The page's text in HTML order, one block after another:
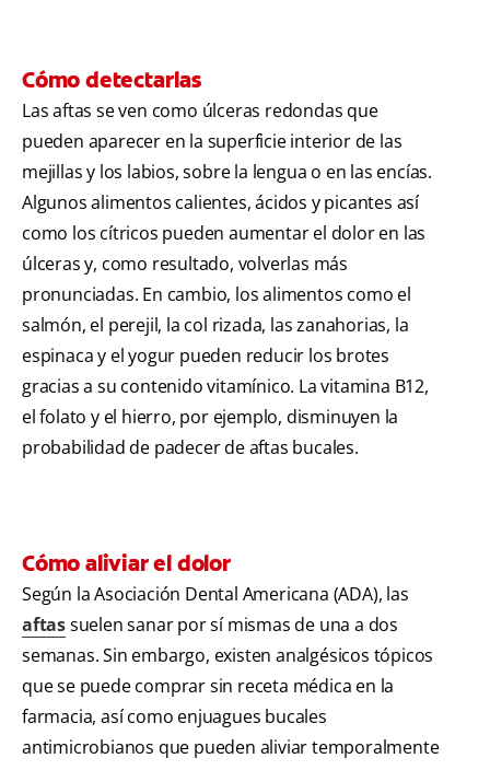
Cómo detectarlas
Las aftas se ven como úlceras redondas que
pueden aparecer en la superficie interior de las
mejillas y los labios, sobre la lengua o en las encías.
Algunos alimentos calientes, ácidos y picantes así
como los cítricos pueden aumentar el dolor en las
úlceras y, como resultado, volverlas más
pronunciadas. En cambio, los alimentos como el
salmón, el perejil, la col rizada, las zanahorias, la
espinaca y el yogur pueden reducir los brotes
gracias a su contenido vitamínico. La vitamina B12,
el folato y el hierro, por ejemplo, disminuyen la
probabilidad de padecer de aftas bucales.
Cómo aliviar el dolor
Según la Asociación Dental Americana (ADA), las
aftassuelen sanar por sí mismas de una a dos
semanas. Sin embargo, existen analgésicos tópicos
que se puede comprar sin receta médica en la
farmacia, así como enjuagues bucales
antimicrobianos que pueden aliviar temporalmente